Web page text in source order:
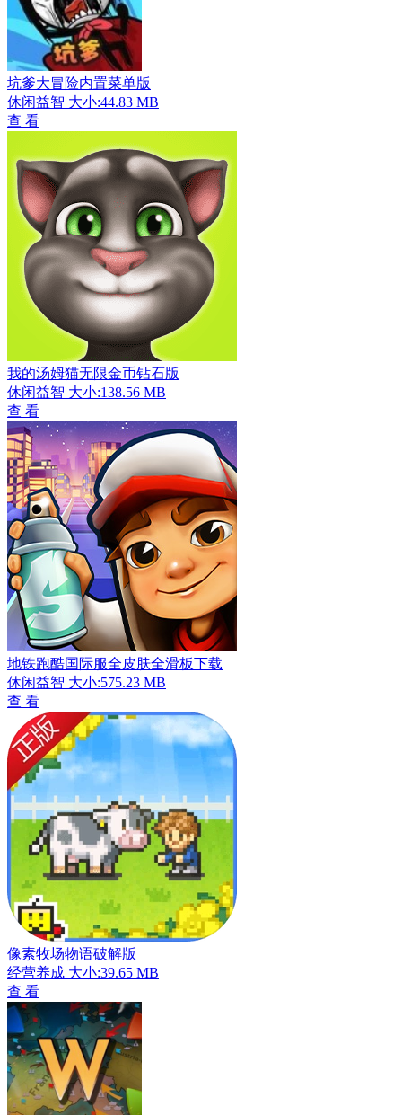
坑爹大冒险内置菜单版
休闲益智 大小:44.83 MB
查 看
我的汤姆猫无限金币钻石版
休闲益智 大小:138.56 MB
查 看
地铁跑酷国际服全皮肤全滑板下载
休闲益智 大小:575.23 MB
查 看
像素牧场物语破解版
经营养成 大小:39.65 MB
查 看